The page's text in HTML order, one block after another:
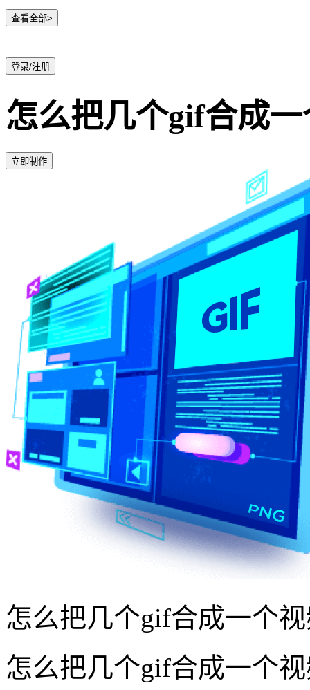
查看全部>
登录/注册
怎么把几个gif合成
立即制作
怎么把几个gif合成一个
怎么把几个gif合成一个